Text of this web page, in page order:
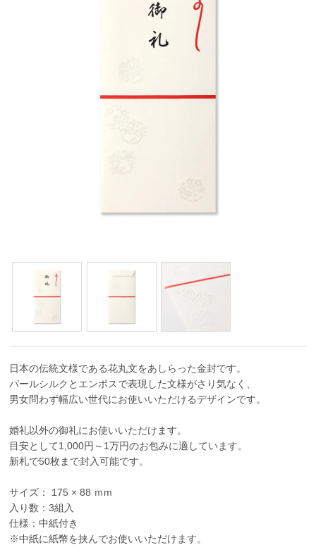
日本の伝統文様である花丸文をあしらった金封です。
パールシルクとエンボスで表現した文様がさり気なく、
男女問わず幅広い世代にお使いいただけるデザインです。
婚礼以外の御礼にお使いいただけます。
目安として1,000円～1万円のお包みに適しています。
新札で50枚まで封入可能です。
サイズ： 175 × 88 ｍm
入り数：3組入
仕様：中紙付き
※中紙に紙幣を挟んでお使いいただけます。